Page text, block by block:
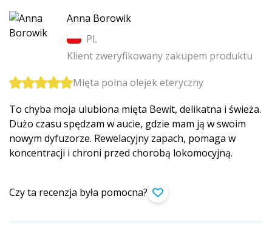
Anna Borowik
PL
Klient zweryfikowany zakupem produktu
Mięta polna olejek eteryczny
To chyba moja ulubiona mięta Bewit, delikatna i świeża.
Dużo czasu spędzam w aucie, gdzie mam ją w swoim
nowym dyfuzorze. Rewelacyjny zapach, pomaga w
koncentracji i chroni przed chorobą lokomocyjną.
Czy ta recenzja była pomocna?